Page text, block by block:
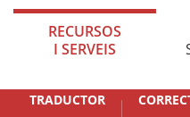
RECURSOS
I SERVEIS
TRADUCTOR